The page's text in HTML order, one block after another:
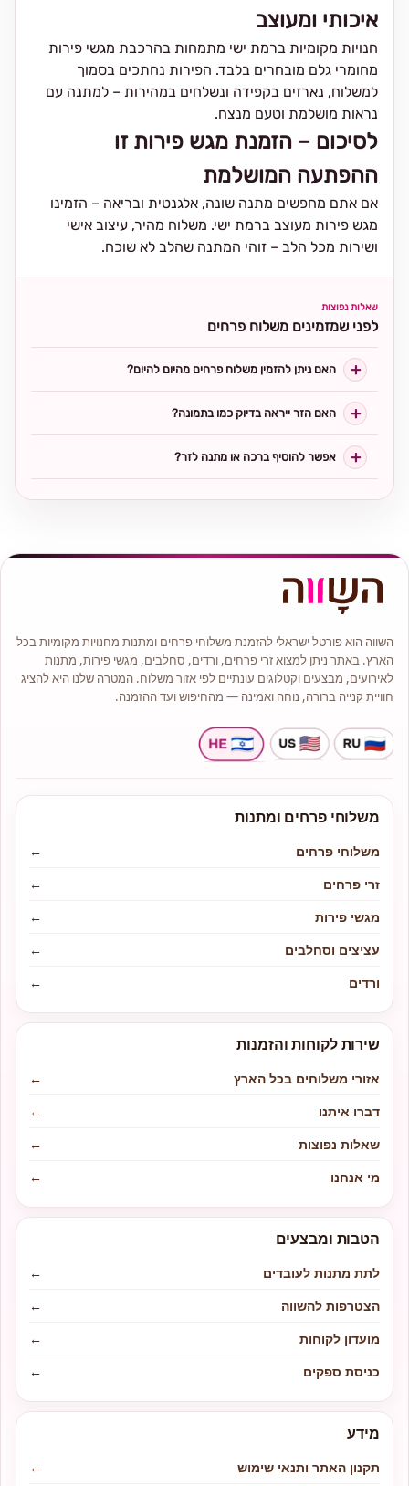
איכותי ומעוצב
חנויות מקומיות ברמת ישי מתמחות בהרכבת מגשי פירות
מחומרי גלם מובחרים בלבד. הפירות נחתכים בסמוך
למשלוח, נארזים בקפידה ונשלחים במהירות – למתנה עם
נראות מושלמת וטעם מנצח.
לסיכום – הזמנת מגש פירות זו
ההפתעה המושלמת
אם אתם מחפשים מתנה שונה, אלגנטית ובריאה – הזמינו
מגש פירות מעוצב ברמת ישי. משלוח מהיר, עיצוב אישי
ושירות מכל הלב – זוהי המתנה שהלב לא שוכח.
שאלות נפוצות
לפני שמזמינים משלוח פרחים
האם ניתן להזמין משלוח פרחים מהיום להיום?
האם הזר ייראה בדיוק כמו בתמונה?
אפשר להוסיף ברכה או מתנה לזר?
השווה הוא פורטל ישראלי להזמנת משלוחי פרחים ומתנות מחנויות מקומיות בכל
הארץ. באתר ניתן למצוא זרי פרחים, ורדים, סחלבים, מגשי פירות, מתנות
לאירועים, מבצעים וקטלוגים עונתיים לפי אזור משלוח. המטרה שלנו היא להציג
חוויית קנייה ברורה, נוחה ואמינה — מהחיפוש ועד ההזמנה.
משלוחי פרחים ומתנות
משלוחי פרחים
←
זרי פרחים
←
מגשי פירות
←
עציצים וסחלבים
←
ורדים
←
שירות לקוחות והזמנות
אזורי משלוחים בכל הארץ
←
דברו איתנו
←
שאלות נפוצות
←
מי אנחנו
←
הטבות ומבצעים
לתת מתנות לעובדים
←
הצטרפות להשווה
←
מועדון לקוחות
←
כניסת ספקים
←
מידע
תקנון האתר ותנאי שימוש ←